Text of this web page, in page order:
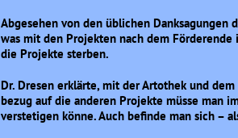
Abgesehen von den üblichen Danksagungen
was mit den Projekten nach dem
die Projekte sterben.
Dr. Dresen erklärte, mit der Artothek und
bezug auf die anderen Projekte müsse man
verstetigen könne. Auch befinde man sich –